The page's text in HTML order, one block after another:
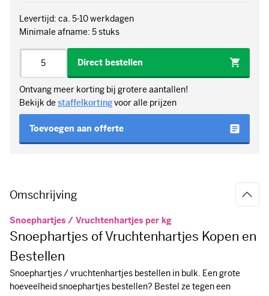
Levertijd: ca. 5-10 werkdagen
Minimale afname: 5 stuks
Direct bestellen
Ontvang meer korting bij grotere aantallen!
Bekijk de staffelkortingvoor alle prijzen
Toevoegen aan offerte
Omschrijving
Snoephartjes / Vruchtenhartjes per kg
Snoephartjes of Vruchtenhartjes Kopen en
Bestellen
Snoephartjes / vruchtenhartjes bestellen in bulk. Een grote
hoeveelheid snoephartjes bestellen? Bestel ze tegen een